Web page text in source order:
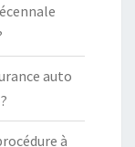
auto
à